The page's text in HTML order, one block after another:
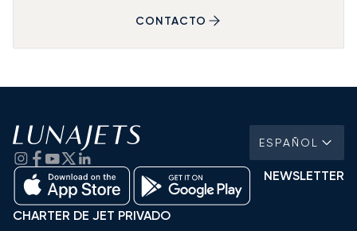
CONTACTO
ESPAÑOL
NEWSLETTER
CHARTER DE JET PRIVADO